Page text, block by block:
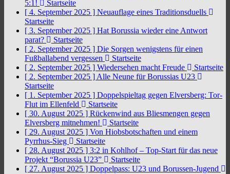
5:1!
Startseite
[ 4. September 2025 ] Neuauflage eines Traditionsduells
Startseite
[ 3. September 2025 ] Hat Borussia wieder eine Antwort
parat?
Startseite
[ 2. September 2025 ] Die Sorgen wenigstens für einen
Fußballabend vergessen
Startseite
[ 2. September 2025 ] Wiedersehen macht Freude
Startseite
[ 2. September 2025 ] Alle Neune für Borussias U23
Startseite
[ 1. September 2025 ] Doppelspieltag gegen Elversberg: Tor-
Flut im Ellenfeld
Startseite
[ 30. August 2025 ] Rückenwind aus Bliesmengen gegen
Elversberg mitnehmen!
Startseite
[ 29. August 2025 ] Von Hiobsbotschaften und einem
Pyrrhus-Sieg
Startseite
[ 28. August 2025 ] 3:2 in Kohlhof – Top-Start für das neue
Projekt “Borussia U23”
Startseite
[ 27. August 2025 ] Doppelpass: U23 und Borussen-Jugend